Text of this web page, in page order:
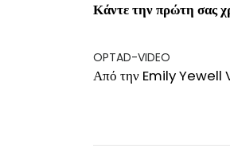
Κάντε την πρώτη σας
OPTAD-VIDEO
Από την Emily Yewell